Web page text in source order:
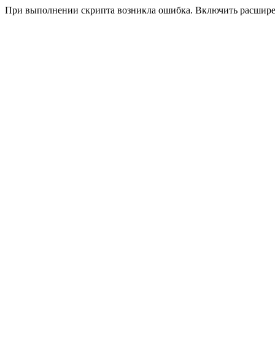
При выполнении скрипта возникла ошибка. Включить